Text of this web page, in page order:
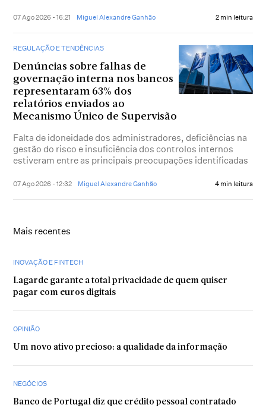
07 Ago 2026 - 16:21 Miguel Alexandre Ganhão 2 min leitura
REGULAÇÃO E TENDÊNCIAS
Denúncias sobre falhas de
governação interna nos bancos
representaram 63% dos
relatórios enviados ao
Mecanismo Único de Supervisão
Falta de idoneidade dos administradores, deficiências na
gestão do risco e insuficiência dos controlos internos
estiveram entre as principais preocupações identificadas
07 Ago 2026 - 12:32 Miguel Alexandre Ganhão 4 min leitura
Mais recentes
INOVAÇÃO E FINTECH
Lagarde garante a total privacidade de quem quiser
pagar com euros digitais
OPINIÃO
Um novo ativo precioso: a qualidade da informação
NEGÓCIOS
Banco de Portugal diz que crédito pessoal contratado